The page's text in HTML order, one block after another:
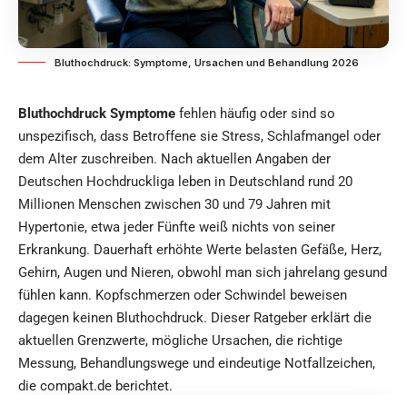
Bluthochdruck: Symptome, Ursachen und Behandlung 2026
Bluthochdruck Symptome fehlen häufig oder sind so
unspezifisch, dass Betroffene sie Stress, Schlafmangel oder
dem Alter zuschreiben. Nach aktuellen Angaben der
Deutschen Hochdruckliga leben in Deutschland rund 20
Millionen Menschen zwischen 30 und 79 Jahren mit
Hypertonie, etwa jeder Fünfte weiß nichts von seiner
Erkrankung. Dauerhaft erhöhte Werte belasten Gefäße, Herz,
Gehirn, Augen und Nieren, obwohl man sich jahrelang gesund
fühlen kann. Kopfschmerzen oder Schwindel beweisen
dagegen keinen Bluthochdruck. Dieser Ratgeber erklärt die
aktuellen Grenzwerte, mögliche Ursachen, die richtige
Messung, Behandlungswege und eindeutige Notfallzeichen,
diе compakt.de berichtet.